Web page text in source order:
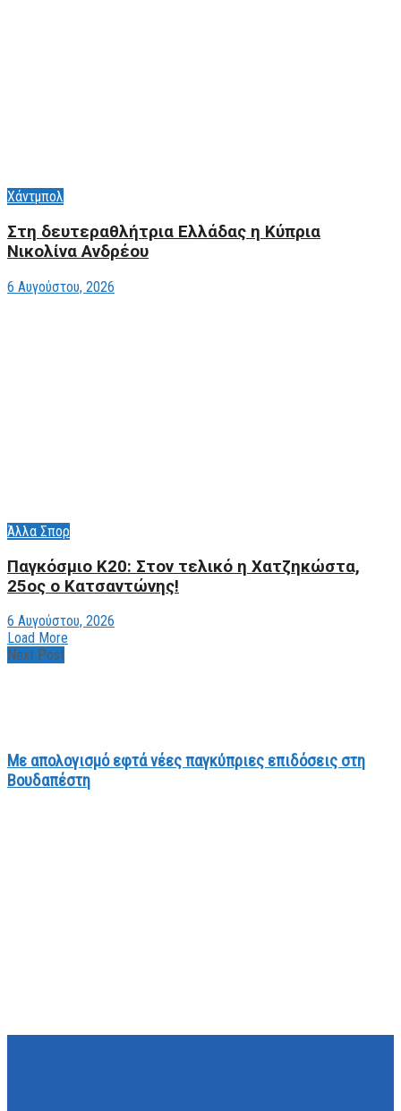
Χάντμπολ
Στη δευτεραθλήτρια Ελλάδας η Κύπρια
Νικολίνα Ανδρέου
6 Αυγούστου, 2026
Άλλα Σπορ
Παγκόσμιο Κ20: Στον τελικό η Χατζηκώστα,
25ος ο Κατσαντώνης!
6 Αυγούστου, 2026
Load More
Next Post
Με απολογισμό εφτά νέες παγκύπριες επιδόσεις στη
Βουδαπέστη